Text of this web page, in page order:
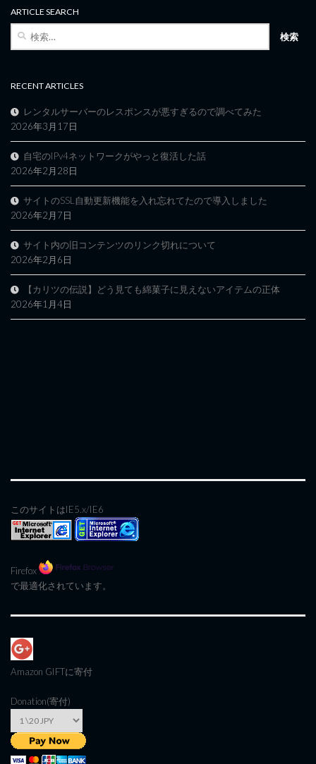
ARTICLE SEARCH
検
RECENT ARTICLES
レンタルサーバーのレスポンスが悪すぎるので調べてみた
2026年3月17日
自宅のIPv4ネットワークがやっと復活した話
2026年2月28日
サイトのSSL自動更新機能を入れ忘れてたので導入しました
2026年2月7日
サイト内の旧コンテンツのリンク切れについて
2026年2月6日
【カリツの伝説】どう見ても綿菓子に見えないアイテムの正体
2026年1月4日
このサイトはIE5.x/IE6
Firefox
で最適化されています。
Amazon GIFTに寄付
Donation(寄付)